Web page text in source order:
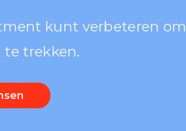
kunt verbeteren om
te trekken.